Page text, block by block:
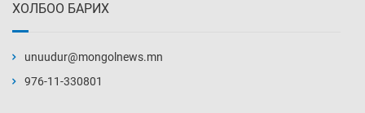
4 цаг 45 мин
ХОЛБОО БАРИХ
unuudur@mongolnews.mn
976-11-330801